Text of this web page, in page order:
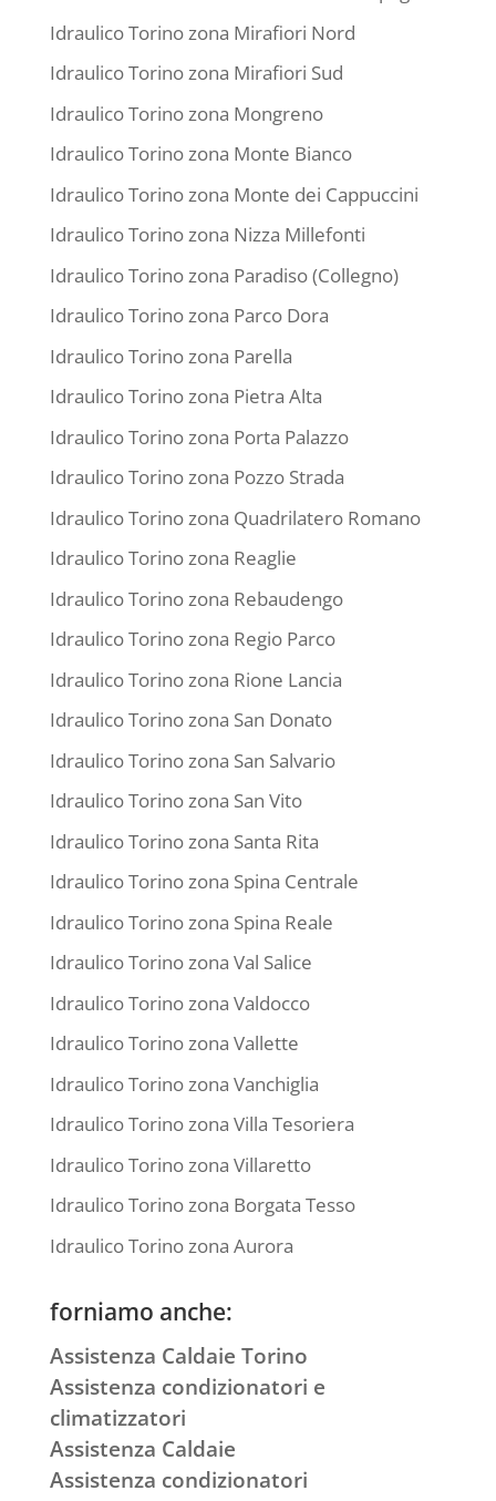
Idraulico Torino zona Mirafiori Nord
Idraulico Torino zona Mirafiori Sud
Idraulico Torino zona Mongreno
Idraulico Torino zona Monte Bianco
Idraulico Torino zona Monte dei Cappuccini
Idraulico Torino zona Nizza Millefonti
Idraulico Torino zona Paradiso (Collegno)
Idraulico Torino zona Parco Dora
Idraulico Torino zona Parella
Idraulico Torino zona Pietra Alta
Idraulico Torino zona Porta Palazzo
Idraulico Torino zona Pozzo Strada
Idraulico Torino zona Quadrilatero Romano
Idraulico Torino zona Reaglie
Idraulico Torino zona Rebaudengo
Idraulico Torino zona Regio Parco
Idraulico Torino zona Rione Lancia
Idraulico Torino zona San Donato
Idraulico Torino zona San Salvario
Idraulico Torino zona San Vito
Idraulico Torino zona Santa Rita
Idraulico Torino zona Spina Centrale
Idraulico Torino zona Spina Reale
Idraulico Torino zona Val Salice
Idraulico Torino zona Valdocco
Idraulico Torino zona Vallette
Idraulico Torino zona Vanchiglia
Idraulico Torino zona Villa Tesoriera
Idraulico Torino zona Villaretto
Idraulico Torino zona Borgata Tesso
Idraulico Torino zona Aurora
forniamo anche:
Assistenza Caldaie Torino
Assistenza condizionatori e
climatizzatori
Assistenza Caldaie
Assistenza condizionatori